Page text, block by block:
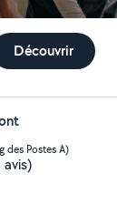
Découvrir
des Postes A)
avis)